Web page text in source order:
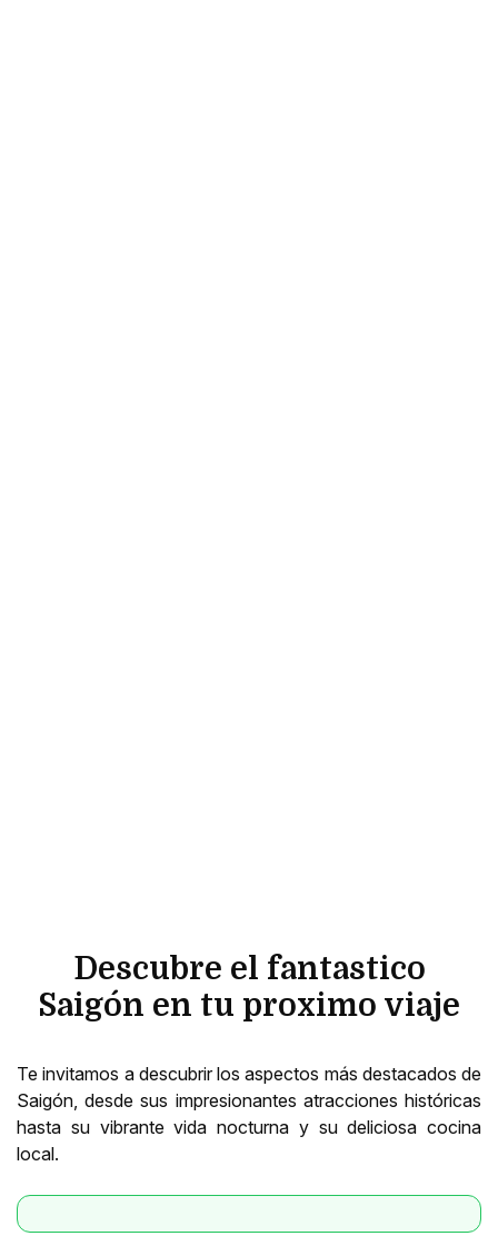
Descubre el fantastico
Saigón en tu proximo viaje
Te invitamos a descubrir los aspectos más destacados de
Saigón, desde sus impresionantes atracciones históricas
hasta su vibrante vida nocturna y su deliciosa cocina
local.